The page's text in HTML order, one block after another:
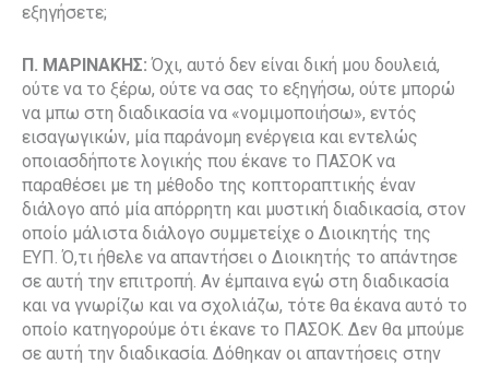
εξηγήσετε;
Π. ΜΑΡΙΝΑΚΗΣ: Όχι, αυτό δεν είναι δική μου δουλειά,
ούτε να το ξέρω, ούτε να σας το εξηγήσω, ούτε μπορώ
να μπω στη διαδικασία να «νομιμοποιήσω», εντός
εισαγωγικών, μία παράνομη ενέργεια και εντελώς
οποιασδήποτε λογικής που έκανε το ΠΑΣΟΚ να
παραθέσει με τη μέθοδο της κοπτοραπτικής έναν
διάλογο από μία απόρρητη και μυστική διαδικασία, στον
οποίο μάλιστα διάλογο συμμετείχε ο Διοικητής της
ΕΥΠ. Ό,τι ήθελε να απαντήσει ο Διοικητής το απάντησε
σε αυτή την επιτροπή. Αν έμπαινα εγώ στη διαδικασία
και να γνωρίζω και να σχολιάζω, τότε θα έκανα αυτό το
οποίο κατηγορούμε ότι έκανε το ΠΑΣΟΚ. Δεν θα μπούμε
σε αυτή την διαδικασία. Δόθηκαν οι απαντήσεις στην